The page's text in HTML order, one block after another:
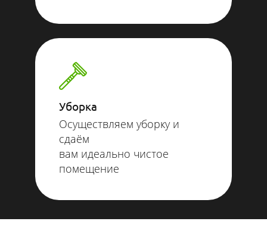
Уборка
Осуществляем уборку и
сдаём
вам идеально чистое
помещение